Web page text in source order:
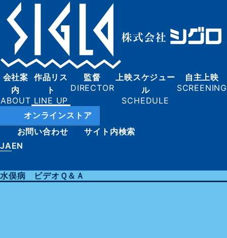
会社案
内
作品リス
ト
監督
上映スケジュー
ル
自主上映
オンラインストア
お問い合わせ
サイト内検索
JAEN
水俣病 ビデオＱ＆Ａ